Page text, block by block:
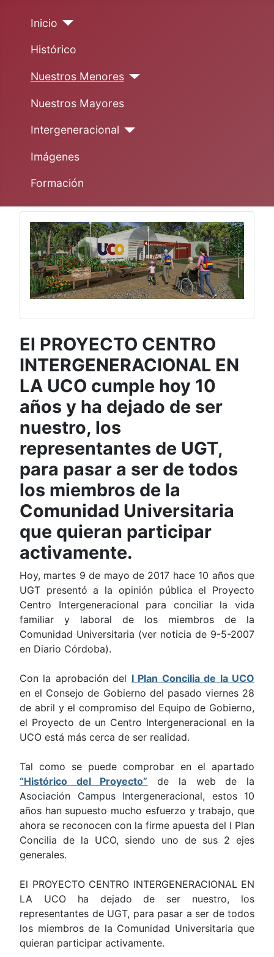
Inicio
Histórico
Nuestros Menores
Nuestros Mayores
Intergeneracional
Imágenes
Formación
El PROYECTO CENTRO
INTERGENERACIONAL EN
LA UCO cumple hoy 10
años y ha dejado de ser
nuestro, los
representantes de UGT,
para pasar a ser de todos
los miembros de la
Comunidad Universitaria
que quieran participar
activamente.
Hoy, martes 9 de mayo de 2017 hace 10 años que
UGT presentó a la opinión pública el Proyecto
Centro Intergeneracional para conciliar la vida
familiar y laboral de los miembros de la
Comunidad Universitaria (ver noticia de 9-5-2007
en Diario Córdoba).
Con la aprobación del I Plan Concilia de la UCO
en el Consejo de Gobierno del pasado viernes 28
de abril y el compromiso del Equipo de Gobierno,
el Proyecto de un Centro Intergeneracional en la
UCO está más cerca de ser realidad.
Tal como se puede comprobar en el apartado
“Histórico del Proyecto” de la web de la
Asociación Campus Intergeneracional, estos 10
años han supuesto mucho esfuerzo y trabajo, que
ahora se reconocen con la firme apuesta del I Plan
Concilia de la UCO, siendo uno de sus 2 ejes
generales.
El PROYECTO CENTRO INTERGENERACIONAL EN
LA UCO ha dejado de ser nuestro, los
representantes de UGT, para pasar a ser de todos
los miembros de la Comunidad Universitaria que
quieran participar activamente.